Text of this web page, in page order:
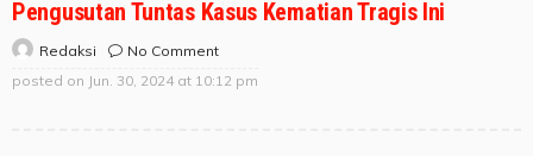
Pengusutan Tuntas Kasus Kematian Tragis Ini
Redaksi
No Comment
posted on Jun. 30, 2024 at 10:12 pm